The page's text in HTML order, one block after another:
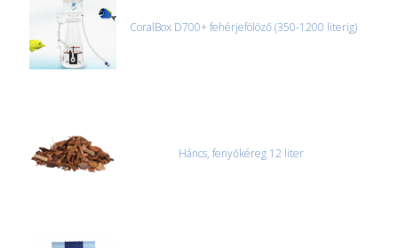
CoralBox D700+ fehérjefölöző (350-1200 literig)
Háncs, fenyőkéreg 12 liter